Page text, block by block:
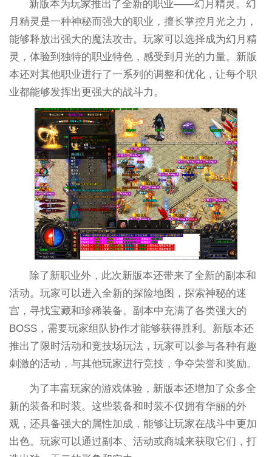
新版本为玩家推出了全新的职业——幻月精灵。幻
月精灵是一种神秘而强大的职业，擅长掌控月光之力，
能够释放出强大的魔法攻击。玩家可以选择成为幻月精
灵，体验到独特的职业特色，感受到月光的力量。新版
本还对其他职业进行了一系列的调整和优化，让每个职
业都能够发挥出更强大的战斗力。
除了新职业外，此次新版本还带来了全新的副本和
活动。玩家可以进入全新的探险地图，探索神秘的迷
宫，寻找宝藏和珍稀装备。副本中充满了各类强大的
BOSS，需要玩家组队协作才能够获得胜利。新版本还
推出了限时活动和竞技场玩法，玩家可以参与各种有趣
刺激的活动，与其他玩家进行竞技，争夺荣誉和奖励。
为了丰富玩家的游戏体验，新版本还增加了众多全
新的装备和时装。这些装备和时装不仅拥有华丽的外
观，还具备强大的属性加成，能够让玩家在战斗中更加
出色。玩家可以通过副本、活动或商城来获取它们，打